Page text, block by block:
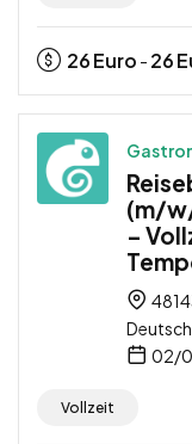
26Euro - 26
(m/
–
02/
Vollzeit